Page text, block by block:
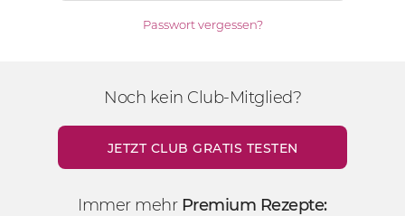
Passwort vergessen?
Noch kein Club-Mitglied?
JETZT CLUB GRATIS TESTEN
Immer mehr Premium Rezepte: